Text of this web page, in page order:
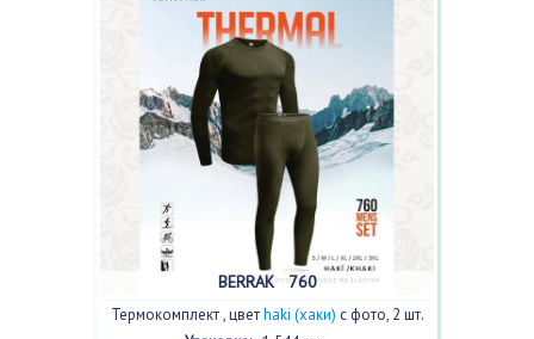
BERRAK 760
Термокомплект , цветhaki (хаки) с фото, 2 шт.